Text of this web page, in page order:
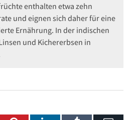
enthalten etwa zehn
und eignen sich daher für eine
Ernährung. In der indischen
und Kichererbsen in